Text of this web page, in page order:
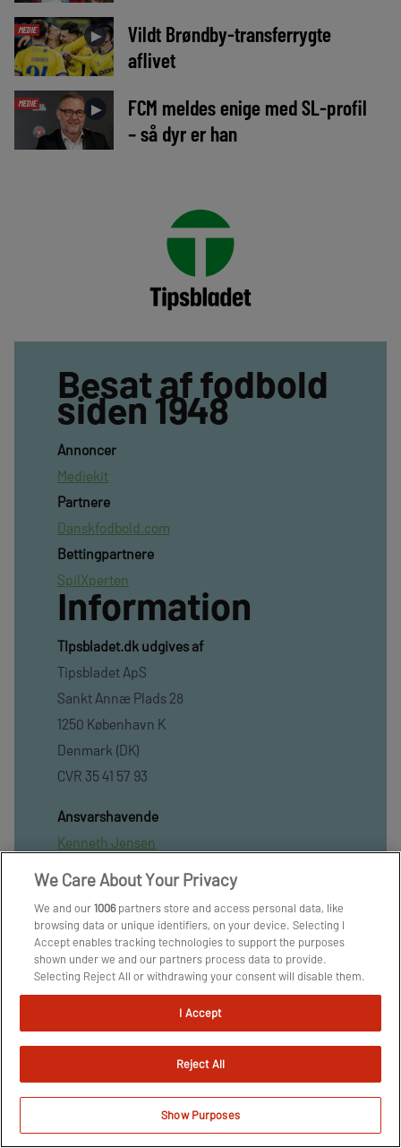
MEDIE ►
Vildt Brøndby-transferrygte
aflivet
MEDIE ►
FCM meldes enige med SL-profil
– så dyr er han
Besat af fodbold
siden 1948
Annoncer
Mediekit
Partnere
Danskfodbold.com
Bettingpartnere
SpilXperten
Information
TIpsbladet.dk udgives af
Tipsbladet ApS
Sankt Annæ Plads 28
1250 København K
Denmark (DK)
CVR 35 41 57 93
Ansvarshavende
Kenneth Jensen
Overalt
Facebook
X
Instagram
TikTok
Kontakt
We Care About Your Privacy
We and our1006partners store and access personal data, like
browsing data or unique identifiers, on your device. Selecting I
Accept enables tracking technologies to support the purposes
shown under we and our partners process data to provide.
Selecting Reject All or withdrawing your consent will disable them.
If trackers are disabled, some content and ads you see may not be
as relevant to you. You can resurface this menu to change your
Preferences link on the bottom of the webpage [or the floating
icon on the bottom-left of the webpage, if applicable]. Your
to our Privacy Policy.
We and our partners process data to provide:
Use precise geolocation data. Actively scan device
I Accept
Reject All
Show Purposes